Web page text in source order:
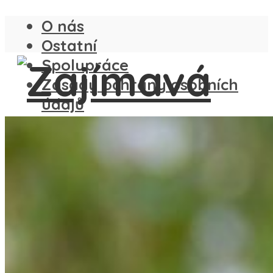
O nás
Ostatní
Spolupráce
Zásady ochrany osobních
údajů